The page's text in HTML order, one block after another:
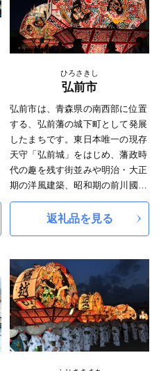
ら高い評価をいただいており、特
に昼夜の寒暖差を利用して作られ
たりんごは品質が良く、りんご王
国青森県で開催されている品評会
において入賞の常連として名を馳
せております。是非、ふるさと納
ひろさきし
弘前市
弘前市は、青森県の南西部に位置
する、弘前藩の城下町として発展
したまちです。東日本唯一の現存
天守「弘前城」をはじめ、藩政時
代の趣を残す街並みや明治・大正
期の洋風建築、昭和期の前川國男
による近代建築など、文化財や歴
史的建造物が数多く残っていま
す。また、「弘前さくらまつり」
季折々で開催されるまつりには、
毎年多くの観光客が訪れます。弘
前市は農業も盛んで、日本一の生
産量を誇るりんごを始め、米やき
み（とうもろこし）など、おいし
いものがたくさんあります。その
ほか「津軽塗」や「津軽こぎん刺
し」、「津軽打刃物」など藩政時
返礼品を見る